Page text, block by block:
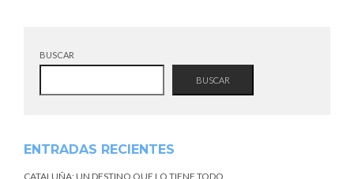
BUSCAR
BUSCAR
ENTRADAS RECIENTES
CATALUÑA: UN DESTINO QUE LO TIENE TODO